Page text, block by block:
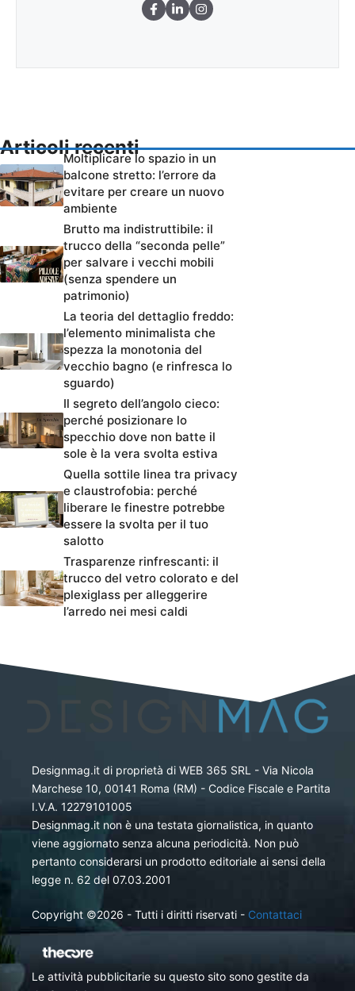
Articoli recenti
Moltiplicare lo spazio in un
balcone stretto: l’errore da
evitare per creare un nuovo
ambiente
Brutto ma indistruttibile: il
trucco della “seconda pelle”
per salvare i vecchi mobili
(senza spendere un
patrimonio)
La teoria del dettaglio freddo:
l’elemento minimalista che
spezza la monotonia del
vecchio bagno (e rinfresca lo
sguardo)
Il segreto dell’angolo cieco:
perché posizionare lo
specchio dove non batte il
sole è la vera svolta estiva
Quella sottile linea tra privacy
e claustrofobia: perché
liberare le finestre potrebbe
essere la svolta per il tuo
salotto
Trasparenze rinfrescanti: il
trucco del vetro colorato e del
plexiglass per alleggerire
l’arredo nei mesi caldi
Designmag.it di proprietà di WEB 365 SRL - Via Nicola
Marchese 10, 00141 Roma (RM) - Codice Fiscale e Partita
I.V.A. 12279101005
Designmag.it non è una testata giornalistica, in quanto
viene aggiornato senza alcuna periodicità. Non può
pertanto considerarsi un prodotto editoriale ai sensi della
legge n. 62 del 07.03.2001
Copyright ©2026 - Tutti i diritti riservati - Contattaci
Le attività pubblicitarie su questo sito sono gestite da